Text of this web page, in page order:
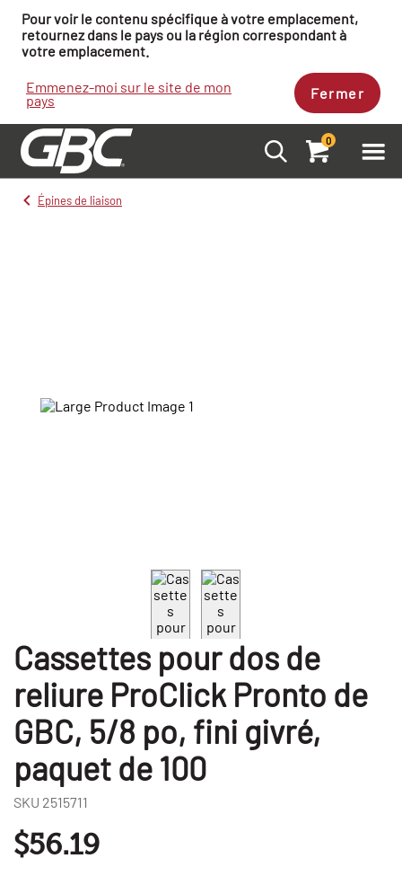
Pour voir le contenu spécifique à votre emplacement,
retournez dans le pays ou la région correspondant à
votre emplacement.
Emmenez-moi sur le site de mon
pays Fermer
0
Épines de liaison
Cassettes pour dos de
reliure ProClick Pronto de
GBC, 5/8 po, fini givré,
paquet de 100
SKU 2515711
$56.19